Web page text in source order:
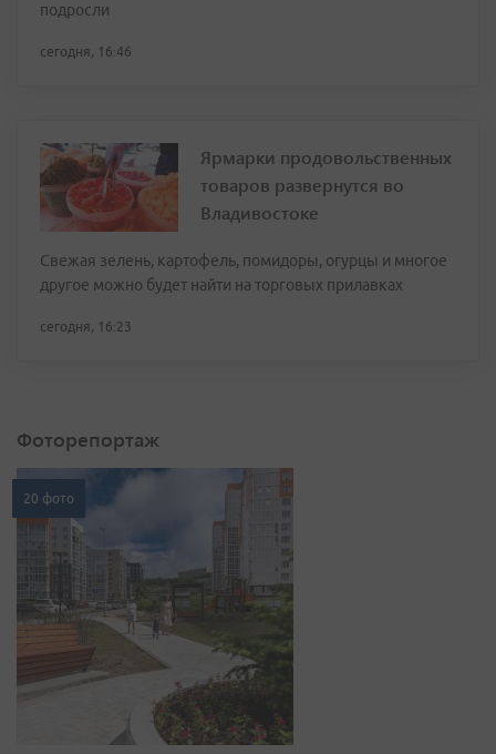
подросли
сегодня, 16:46
Ярмарки продовольственных
товаров развернутся во
Владивостоке
Свежая зелень, картофель, помидоры, огурцы и многое
другое можно будет найти на торговых прилавках
сегодня, 16:23
Фоторепортаж
20 фото